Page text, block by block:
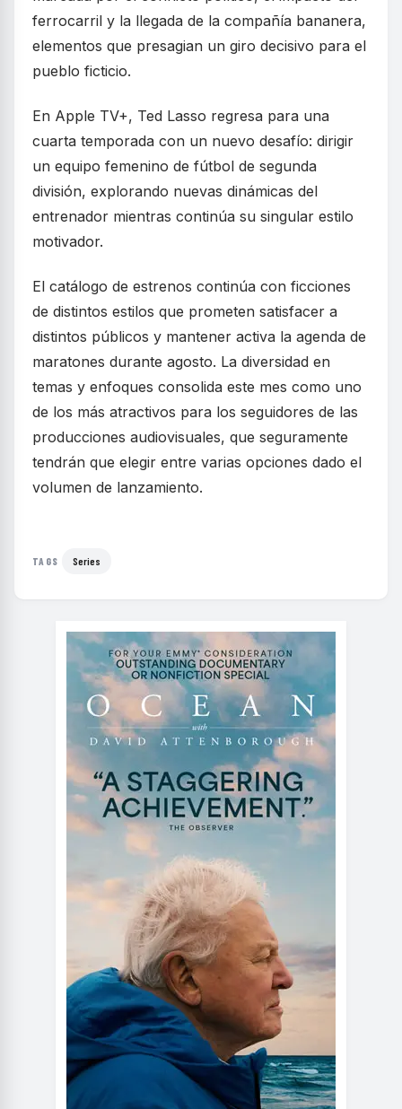
ferrocarril y la llegada de la compañía bananera,
elementos que presagian un giro decisivo para el
pueblo ficticio.
En Apple TV+, Ted Lasso regresa para una
cuarta temporada con un nuevo desafío: dirigir
un equipo femenino de fútbol de segunda
división, explorando nuevas dinámicas del
entrenador mientras continúa su singular estilo
motivador.
El catálogo de estrenos continúa con ficciones
de distintos estilos que prometen satisfacer a
distintos públicos y mantener activa la agenda de
maratones durante agosto. La diversidad en
temas y enfoques consolida este mes como uno
de los más atractivos para los seguidores de las
producciones audiovisuales, que seguramente
tendrán que elegir entre varias opciones dado el
volumen de lanzamiento.
TAGS Series